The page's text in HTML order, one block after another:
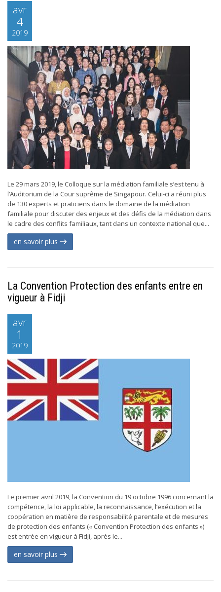
avr
4
2019
Le 29 mars 2019, le Colloque sur la médiation familiale s’est tenu à
l’Auditorium de la Cour suprême de Singapour. Celui-ci a réuni plus
de 130 experts et praticiens dans le domaine de la médiation
familiale pour discuter des enjeux et des défis de la médiation dans
le cadre des conflits familiaux, tant dans un contexte national que...
en savoir plus
La Convention Protection des enfants entre en
vigueur à Fidji
avr
1
2019
Le premier avril 2019, la Convention du 19 octobre 1996 concernant la
compétence, la loi applicable, la reconnaissance, l’exécution et la
coopération en matière de responsabilité parentale et de mesures
de protection des enfants (« Convention Protection des enfants »)
est entrée en vigueur à Fidji, après le...
en savoir plus